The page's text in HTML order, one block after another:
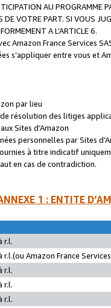
AU PROGRAMME
VOTRE PART. SI VOUS
A L’ARTICLE 6.
Amazon France Services
s’appliquer entre vous et
par lieu
résolution des litiges
Sites d’Amazon
personnelles par Sites
à titre indicatif
en cas de contradiction.
1 : ENTITE
r.l.
r.l.(ou Amazon France
r.l.
r.l.
r.l.